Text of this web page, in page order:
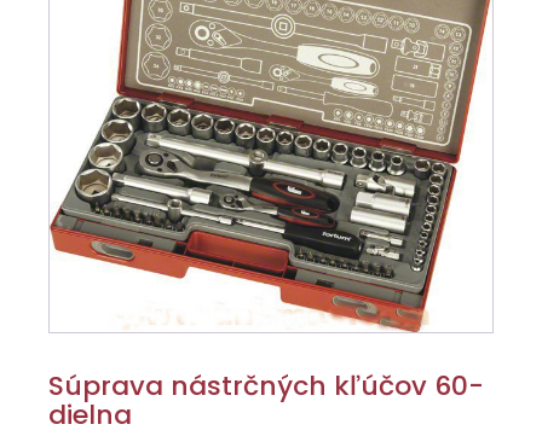
Súprava nástrčných kľúčov 60-
dielna